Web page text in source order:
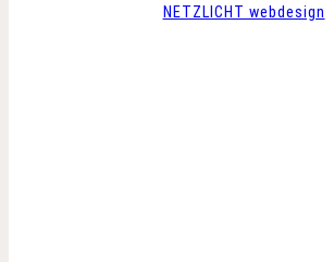
NETZLICHT webdesign